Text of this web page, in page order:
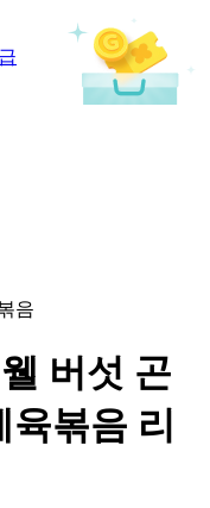
음
버섯 곤
볶음 리